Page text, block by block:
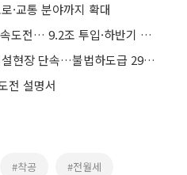
·교통 분야까지 확대
서울시, '제3차 도시철도망' 속도전… 9.2조 투입·하반기 국토부 승인 목표
국토부, AI 활용해 수도권 건설현장 단속…불법하도급 29건 적발
전 설명서
#착공 #전월세